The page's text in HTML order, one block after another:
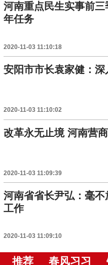
河南重点民生实事前
年任务
2020-11-03 11:10:18
安阳市市长袁家健：
2020-11-03 11:10:02
改革永无止境 河南营
2020-11-03 11:09:39
河南省省长尹弘：毫
工作
2020-11-03 11:09:10
推荐 春风习习